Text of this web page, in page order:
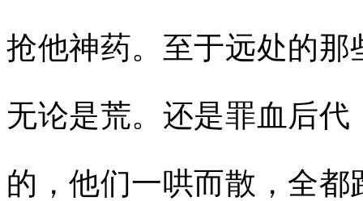
抢他神药。至于远处的
无论是荒。还是罪血后
的，他们一哄而散，全